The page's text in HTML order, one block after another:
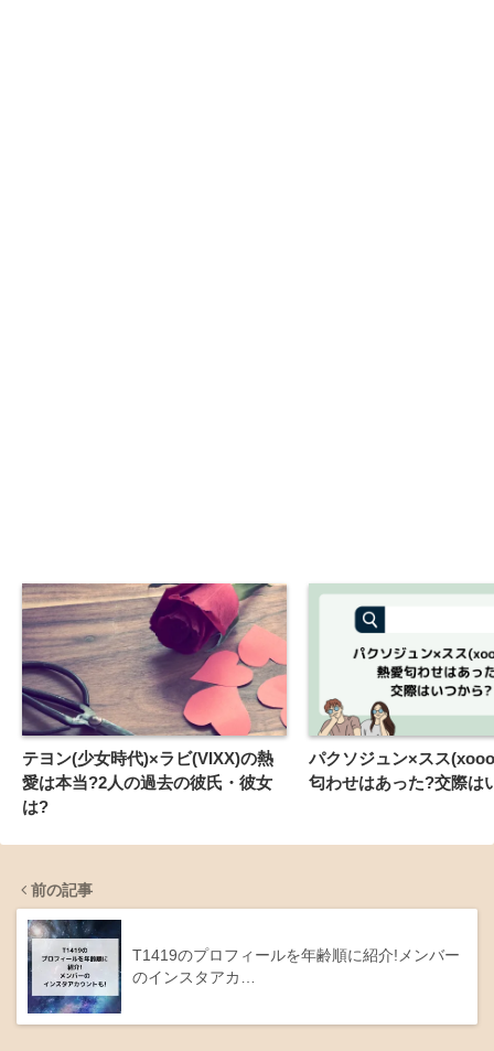
テヨン(少女時代)×ラビ(VIXX)の熱
愛は本当?2人の過去の彼氏・彼女
は?
パクソジュン×スス
匂わせはあった?交際は
前の記事
T1419のプロフィールを年齢順に紹介!メンバー
のインスタアカ…